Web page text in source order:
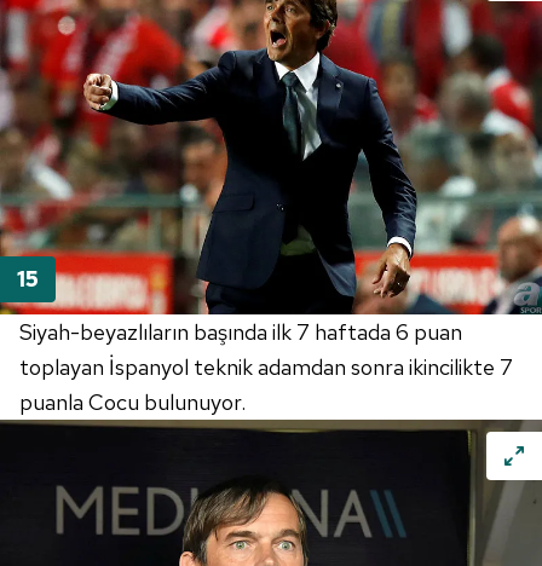
Siyah-beyazlıların başında ilk 7 haftada 6 puan
toplayan İspanyol teknik adamdan sonra ikincilikte 7
puanla Cocu bulunuyor.